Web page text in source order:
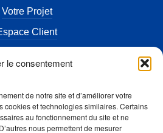
le consentement
de notre site et d’améliorer votre
cookies et technologies similaires. Certains
au fonctionnement du site et ne
nous permettent de mesurer
Votre Projet
Client
Actualités
FAQ
Contact